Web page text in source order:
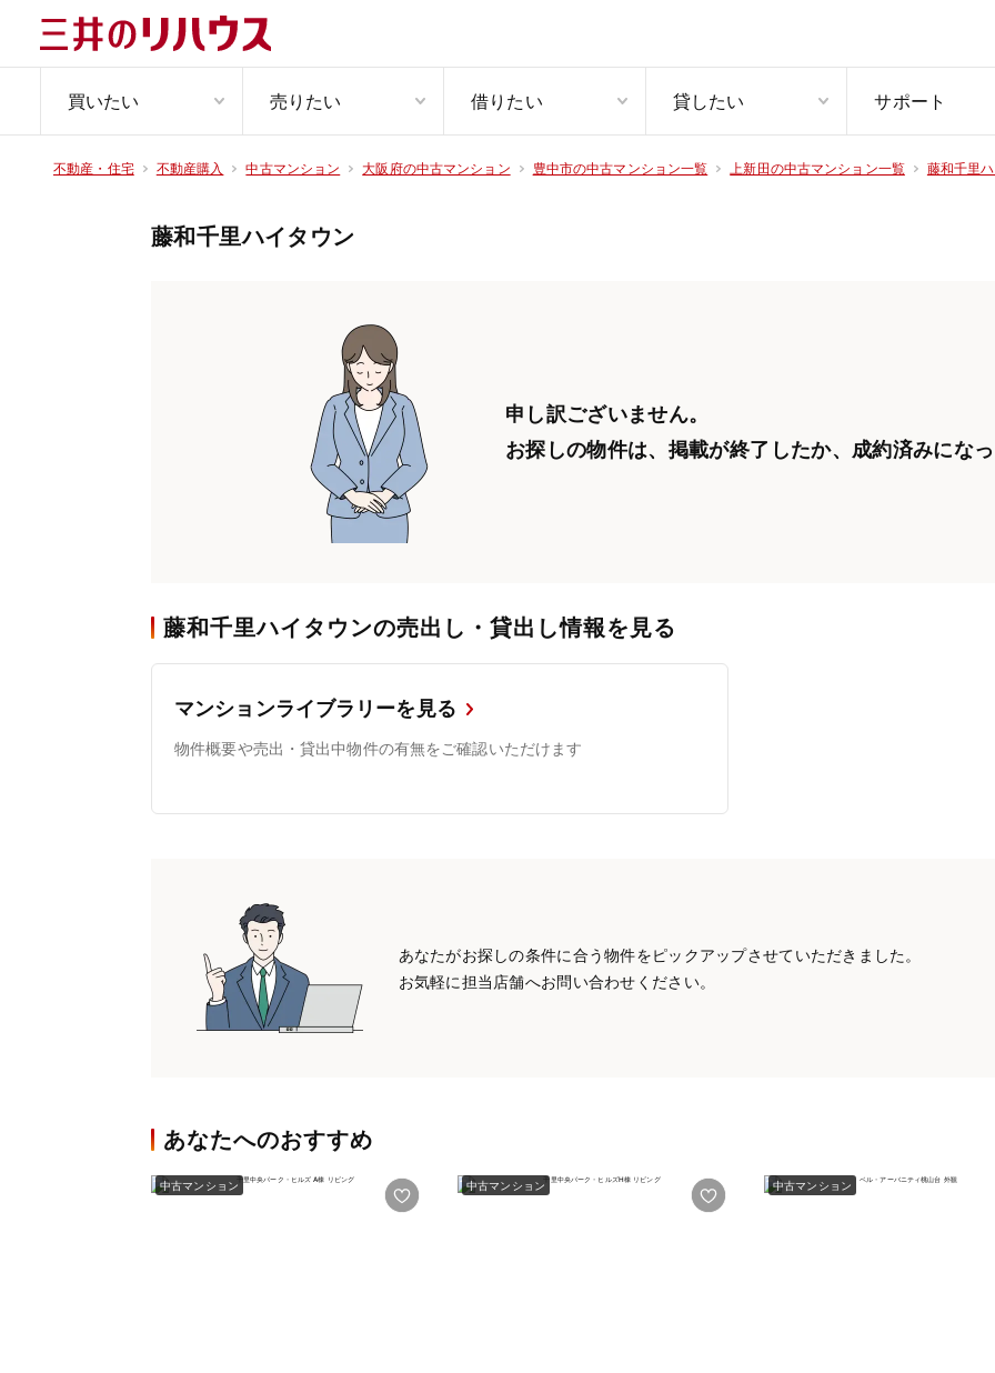
買いたい 売りたい 借りたい 貸したい サポート
不動産・住宅 不動産購入 中古マンション 大阪府の中古マンション 豊中市の中古マンション一覧 上新田の中古マンション一覧 藤和千里
藤和千里ハイタウン
申し訳ございません。
お探しの物件は、掲載が終了したか、 成約済みにな
藤和千里ハイタウンの売出し・貸出し情報を見る
マンションライブラリーを見る
物件概要や売出・貸出中物件の有無をご確認いただけます
あなたがお探しの条件に合う物件をピックアップさせていただきました。
お気軽に担当店舗へお問い合わせください。
あなたへのおすすめ
中古マンション 中古マンション 中古マンション